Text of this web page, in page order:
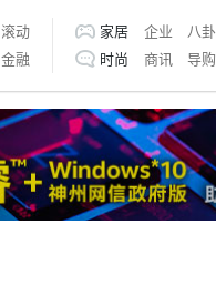
滚动
金融
家居 企业 八卦
时尚
商讯 导购